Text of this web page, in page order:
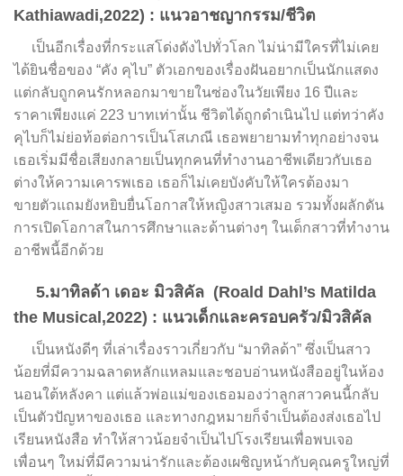
Kathiawadi,2022) : แนวอาชญากรรม/ชีวิต
เป็นอีกเรื่องที่กระแสโด่งดังไปทั่วโลก ไม่น่ามีใครที่ไม่เคย
ได้ยินชื่อของ “คัง คุไบ” ตัวเอกของเรื่องฝันอยากเป็นนักแสดง
แต่กลับถูกคนรักหลอกมาขายในซ่องในวัยเพียง 16 ปีและ
ราคาเพียงแค่ 223 บาทเท่านั้น ชีวิตได้ถูกดำเนินไป แต่ทว่าคัง
คุไบก็ไม่ย่อท้อต่อการเป็นโสเภณี เธอพยายามทำทุกอย่างจน
เธอเริ่มมีชื่อเสียงกลายเป็นทุกคนที่ทำงานอาชีพเดียวกับเธอ
ต่างให้ความเคารพเธอ เธอก็ไม่เคยบังคับให้ใครต้องมา
ขายตัวแถมยังหยิบยื่นโอกาสให้หญิงสาวเสมอ รวมทั้งผลักดัน
การเปิดโอกาสในการศึกษาและด้านต่างๆ ในเด็กสาวที่ทำงาน
อาชีพนี้อีกด้วย
5.มาทิลด้า เดอะ มิวสิคัล (Roald Dahl’s Matilda
the Musical,2022) : แนวเด็กและครอบครัว/มิวสิคัล
เป็นหนังดีๆ ที่เล่าเรื่องราวเกี่ยวกับ “มาทิลด้า” ซึ่งเป็นสาว
น้อยที่มีความฉลาดหลักแหลมและชอบอ่านหนังสืออยู่ในห้อง
นอนใต้หลังคา แต่แล้วพ่อแม่ของเธอมองว่าลูกสาวคนนี้กลับ
เป็นตัวปัญหาของเธอ และทางกฎหมายก็จำเป็นต้องส่งเธอไป
เรียนหนังสือ ทำให้สาวน้อยจำเป็นไปโรงเรียนเพื่อพบเจอ
เพื่อนๆ ใหม่ที่มีความน่ารักและต้องเผชิญหน้ากับคุณครูใหญ่ที่